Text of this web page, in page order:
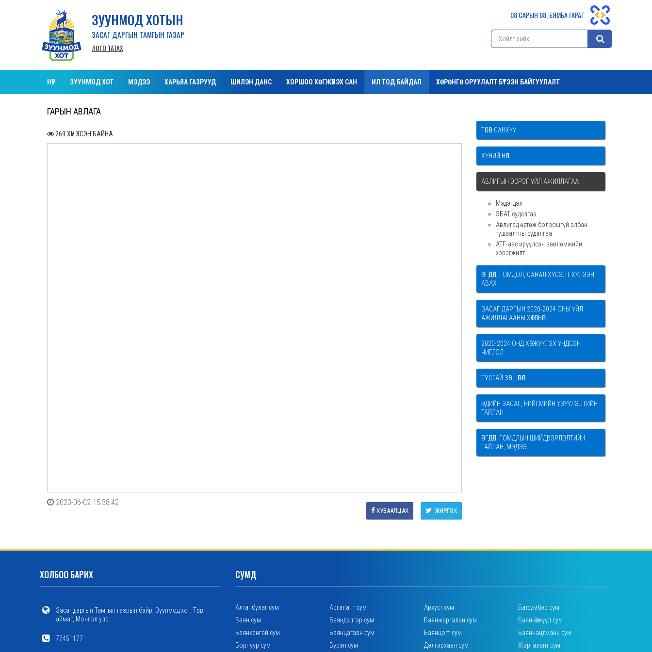
ЗУУНМОД ХОТЫН
ЗАСАГ ДАРГЫН ТАМГЫН ГАЗАР
ЛОГО ТАТАХ
08 САРЫН 08, БЯМБА ГАРАГ
НҮҮР ЗУУНМОД ХОТ МЭДЭЭ ХАРЬЯА ГАЗРУУД ШИЛЭН ДАНС ХОРШОО ХӨГЖҮҮЛЭХ САН ИЛ ТОД БАЙДАЛ ХӨРӨНГӨ ОРУУЛАЛТ БҮТЭЭН БАЙГУУЛАЛТ
ГАРЫН АВЛАГА
269 ХҮН ҮЗСЭН БАЙНА
2023-06-02 15:38:42
ЖИРГЭХ
ХУВААЛЦАХ
ТӨСӨВ САНХҮҮ
ХҮНИЙ НӨӨЦ
АВЛИГЫН ЭСРЭГ ҮЙЛ АЖИЛЛАГАА
Мэдэгдэл
ЭБАТ судалгаа
Авлигад өртөж болзошгүй албан
тушаалтны судалгаа
АТГ-аас ирүүлсэн зөвлөмжийн
хэрэгжилт
ӨРГӨДӨЛ, ГОМДОЛ, САНАЛ ХҮСЭЛТ ХҮЛЭЭН
АВАХ
ЗАСАГ ДАРГЫН 2020-2024 ОНЫ ҮЙЛ
АЖИЛЛАГААНЫ ХӨТӨЛБӨР
2020-2024 ОНД ХӨГЖҮҮЛЭХ ҮНДСЭН
ЧИГЛЭЛ
ТУСГАЙ ЗӨВШӨӨРӨЛ
ЭДИЙН ЗАСАГ, НИЙГМИЙН ҮЗҮҮЛЭЛТИЙН
ТАЙЛАН
ӨРГӨДӨЛ, ГОМДЛЫН ШИЙДВЭРЛЭЛТИЙН
ТАЙЛАН, МЭДЭЭ
ХОЛБОО БАРИХ
Засаг даргын Тамгын газрын байр, Зуунмод хот, Төв
аймаг, Монгол улс
77451177
СУМД
Алтанбулаг сум Аргалант сум Архуст сум
Батсүмбэр сум
Баян сум
Баяндэлгэр сум Баянжаргалан сум
Баян-Өнжүүл сум
Баянхангай сум
Баянцагаан сум Баянцогт сум
Баянчандмань сум
Борнуур сум
Бүрэн сум Дэлгэрхаан сум Жаргалант сум